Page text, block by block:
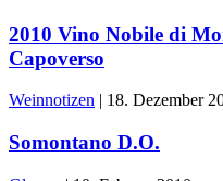
2010 Vino Nobile di
Capoverso
Weinnotizen | 18. Dezember
Somontano D.O.